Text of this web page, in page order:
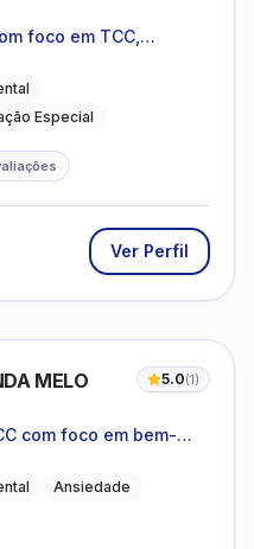
foco em TCC,
Especial
Ver Perfil
MELO 5.0(1)
com foco em bem-
Ansiedade